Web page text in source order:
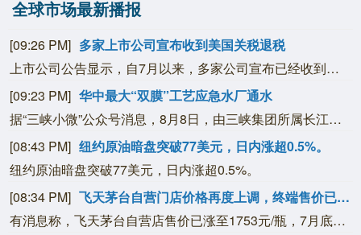
全球市场最新播报
[09:26 PM] 多家上市公司宣布收到美国关税退税
上市公司公告显示，自7月以来，多家公司宣布已经收到美国关税退税。根据美国最高法院今年2月裁定，《国际紧急经济权力法》不授权总统征收大规模关税。美国国际贸易法院随后下令海关办理相关退款。海关与边境保护局4月20日启动第一阶段退款工作，首批退款于5月11日前后发放。美国海关与边境保护局官员本月4日披露的信息显示，截至7月底，该部门已处理完毕约1000亿美元关税的退款流程并把相关信息提供给财政部用于付款。（中新社）
[09:23 PM] 华中最大“双膜”工艺应急水厂通水
据“三峡小微”公众号消息，8月8日，由三峡集团所属长江环保集团、武汉市水务集团等共同投资建设的华中地区规模最大的“双膜”工艺应急水厂——武汉梁子湖应急水厂并网通水，标志着武汉市江南区域正式构建起“一江一湖”双水源互为备援、灵活调度的供水新格局，为片区660万市民用水安全提供坚实保障。
[08:43 PM] 纽约原油暗盘突破77美元，日内涨超0.5%。
纽约原油暗盘突破77美元，日内涨超0.5%。
[08:34 PM]
飞天茅台自营门店价格再度上调，终端售价已涨至1760元/瓶
有消息称，飞天茅台自营店售价已涨至1753元/瓶，7月底该产品在自营门店刚刚上调至1719元/瓶。有经销商向记者表示，当前飞天茅台终端售价已涨至1760元/瓶。这已经是茅台自营门店今年第二次独立提价。7月底，记者从茅台自营门店处获悉，公司自营体系飞天茅台酒零售价调整为1719元/瓶。值得一提的是，与上一次飞天茅台酒单品提价不同，除飞天茅台之外，五星、经典版马年生肖、精品茅台三款产品售价也有所上调，分别涨至1743元/瓶、1951元/瓶、2410元/瓶。据了解，取消自营体系分销模式后，茅台自营体系由线下自营门店与i茅台构成，销售贵州茅台酒全系产品，分别聚焦B端与C端消费群体。如今，两大渠道执行两个不同售价，形成线上线下“双价格体系”。在业内看来，这一系列举措核心目标在于掌握定价主导权。随着“i茅台”的出现，价格主导权已经从经销商和黄牛手中转移到厂方。公司可以根据实时动态，调节传统渠道发货与i茅台的供货节奏，在挤压灰色炒作空间的同时，为社会渠道保留合理利润。（每日经济新闻）